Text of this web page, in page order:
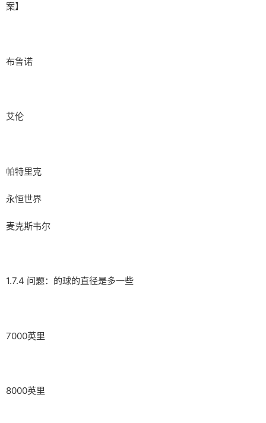
案】
布鲁诺
艾伦
帕特里克
永恒世界
麦克斯韦尔
1.7.4 问题：的球的直径是多一些
7000英里
8000英里